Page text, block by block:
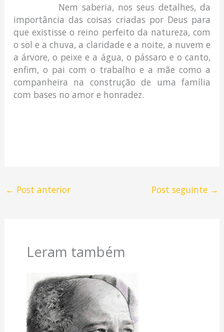
Nem saberia, nos seus detalhes, da
importância das coisas criadas por Deus para
que existisse o reino perfeito da natureza, com
o sol e a chuva, a claridade e a noite, a nuvem e
a árvore, o peixe e a água, o pássaro e o canto,
enfim, o pai com o trabalho e a mãe como a
companheira na construção de uma família
com bases no amor e honradez.
← Post anterior Post seguinte →
Leram também